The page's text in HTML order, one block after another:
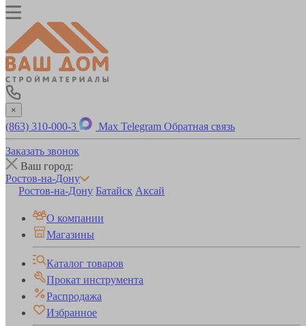
×
(863) 310-000-3 Max Telegram Обратная связь
Заказать звонок
Ваш город:
Ростов-на-Дону
Ростов-на-Дону Батайск Аксай
О компании
Магазины
Каталог товаров
Прокат инструмента
Распродажа
Избранное